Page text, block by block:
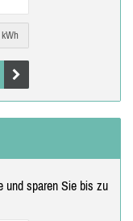
kWh
und sparen Sie bis zu